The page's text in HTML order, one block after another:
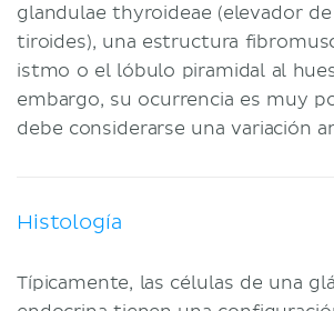
glandulae thyroideae (elevador
tiroides), una estructura
istmo o el lóbulo piramidal al
embargo, su ocurrencia es muy
debe considerarse una variación
Histología
Típicamente, las células de una